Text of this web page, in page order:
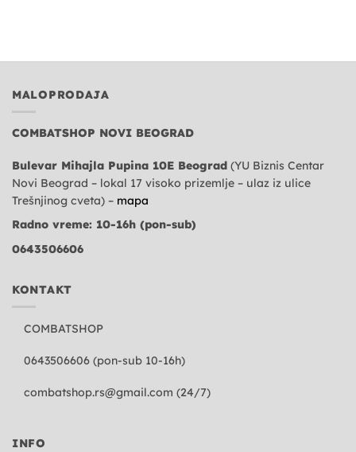
MALOPRODAJA
COMBATSHOP NOVI BEOGRAD
Bulevar Mihajla Pupina 10E Beograd (YU Biznis Centar
Novi Beograd – lokal 17 visoko prizemlje – ulaz iz ulice
Trešnjinog cveta) – mapa
Radno vreme: 10-16h (pon-sub)
0643506606
KONTAKT
COMBATSHOP
0643506606 (pon-sub 10-16h)
combatshop.rs@gmail.com (24/7)
INFO